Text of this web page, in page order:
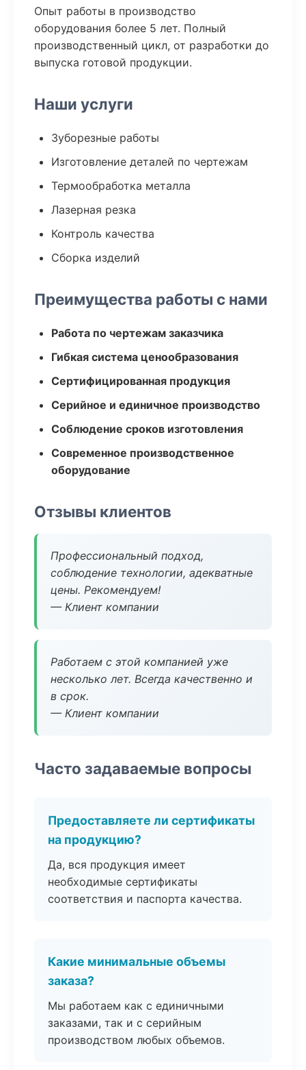
Опыт работы в производство
оборудования более 5 лет. Полный
производственный цикл, от разработки до
выпуска готовой продукции.
Наши услуги
Зуборезные работы
Изготовление деталей по чертежам
Термообработка металла
Лазерная резка
Контроль качества
Сборка изделий
Преимущества работы с нами
Работа по чертежам заказчика
Гибкая система ценообразования
Сертифицированная продукция
Серийное и единичное производство
Соблюдение сроков изготовления
Современное производственное
оборудование
Отзывы клиентов
Профессиональный подход,
соблюдение технологии, адекватные
цены. Рекомендуем!
— Клиент компании
Работаем с этой компанией уже
несколько лет. Всегда качественно и
в срок.
— Клиент компании
Часто задаваемые вопросы
Предоставляете ли сертификаты
на продукцию?
Да, вся продукция имеет
необходимые сертификаты
соответствия и паспорта качества.
Какие минимальные объемы
заказа?
Мы работаем как с единичными
заказами, так и с серийным
производством любых объемов.